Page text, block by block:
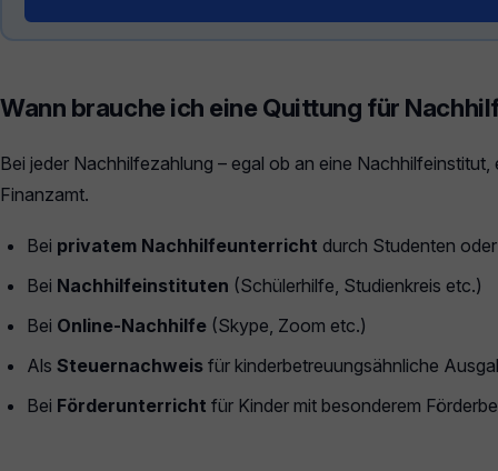
Wann brauche ich eine Quittung für
Bei jeder Nachhilfezahlung – egal ob an eine
Finanzamt.
Bei privatem Nachhilfeunterricht durch Studenten
Bei Nachhilfeinstituten (Schülerhilfe, Studienkreis etc.)
Bei Online-Nachhilfe (Skype, Zoom etc.)
Als Steuernachweis für kinderbetreuungsähnliche
Bei Förderunterricht für Kinder mit besonderem